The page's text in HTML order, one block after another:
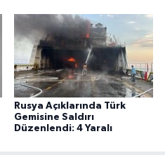
Rusya Açıklarında Türk
Gemisine Saldırı
Düzenlendi: 4 Yaralı